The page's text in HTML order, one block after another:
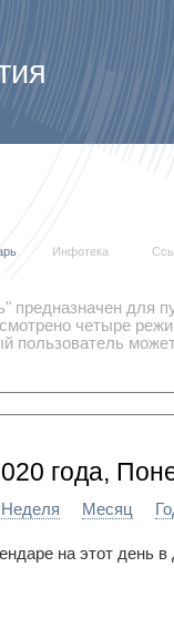
Инфотека
предназначен для
четыре
пользователь
года,
Неделя Месяц
на этот день в